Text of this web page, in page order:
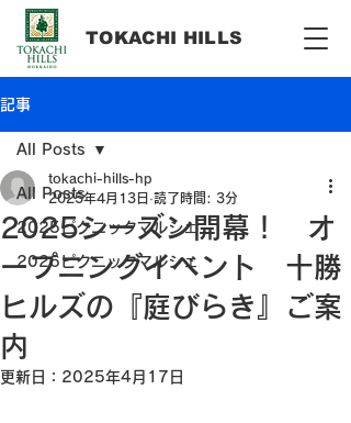
​TOKACHI HILLS
記事
All Posts
2025ピクニックマルシェ
2026ピクニックマルシェ
All Posts
2025シーズン開幕！ オ
ープニングイベント 十勝
ヒルズの『庭びらき』ご案
内
tokachi-hills-hp
2025年4月13日 読了時間: 3分
更新日： 2025年4月17日